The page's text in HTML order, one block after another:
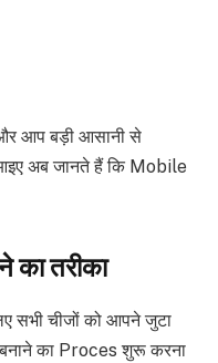
आप बड़ी आसानी से
अब जानते हैं कि Mobile
तरीका
सभी चीजों को आपने जुटा
का Proces शुरू करना